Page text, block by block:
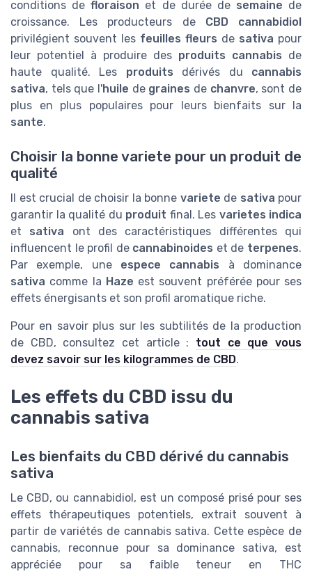
conditions defloraison et de durée de semaine de
croissance. Les producteurs de CBD cannabidiol
privilégient souvent les feuilles fleurs de sativa pour
leur potentiel à produire des produits cannabis de
haute qualité. Les produits dérivés du cannabis
sativa, tels que l'huile de graines de chanvre, sont de
plus en plus populaires pour leurs bienfaits sur la
sante.
Choisir la bonne variete pour un produit de
qualité
Il est crucial de choisir la bonne variete de sativa pour
garantir la qualité du produit final. Les varietes indica
et sativa ont des caractéristiques différentes qui
influencent le profil de cannabinoides et de terpenes.
Par exemple, une espece cannabis à dominance
sativa comme la Haze est souvent préférée pour ses
effets énergisants et son profil aromatique riche.
Pour en savoir plus sur les subtilités de la production
de CBD, consultez cet article : tout ce que vous
devez savoir sur les kilogrammes de CBD.
Les effets du CBD issu du
cannabis sativa
Les bienfaits du CBD dérivé du cannabis
sativa
Le CBD, ou cannabidiol, est un composé prisé pour ses
effets thérapeutiques potentiels, extrait souvent à
partir de variétés de cannabis sativa. Cette espèce de
cannabis, reconnue pour sa dominance sativa, est
appréciée pour sa faible teneur en THC